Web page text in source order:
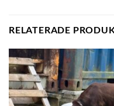
RELATERADE